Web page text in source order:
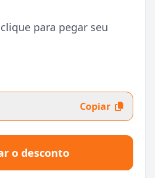
para pegar seu
Copiar
o desconto